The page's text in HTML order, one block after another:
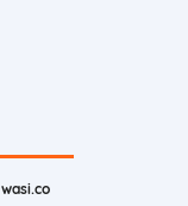
wasi.co